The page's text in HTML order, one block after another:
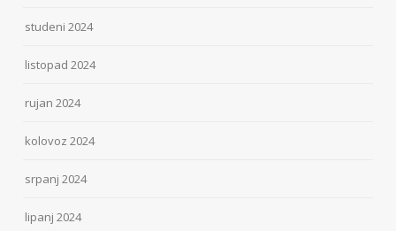
studeni 2024
listopad 2024
rujan 2024
kolovoz 2024
srpanj 2024
lipanj 2024